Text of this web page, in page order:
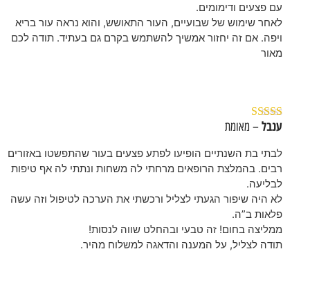
עם פצעים ודימומים.
לאחר שימוש של שבועיים, העור התאושש, והוא נראה עור בריא
ויפה. אם זה יחזור אמשיך להשתמש בקרם גם בעתיד. תודה לכם
מאור
דורג5מתוך 5 ענבל– מאומת
לבתי בת השנתיים הופיעו לפתע פצעים בעור שהתפשטו באזורים
רבים. בהמלצת הרופאים מרחתי לה משחות ונתתי לה אף טיפות
לבליעה.
לא היה שיפור הגעתי לצליל ורכשתי את הערכה לטיפול וזה עשה
פלאות ב”ה.
ממליצה בחום! זה טבעי ובהחלט שווה לנסות!
תודה לצליל, על המענה והדאגה למשלוח מהיר.